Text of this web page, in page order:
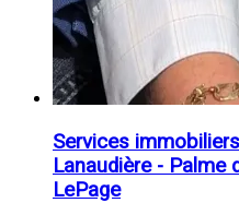
Services
Lanaudière - Palme
LePage